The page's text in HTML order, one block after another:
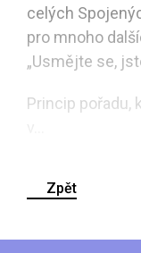
celých
pro mnoho
„Usmějte se,
Princip pořadu,
Zpět